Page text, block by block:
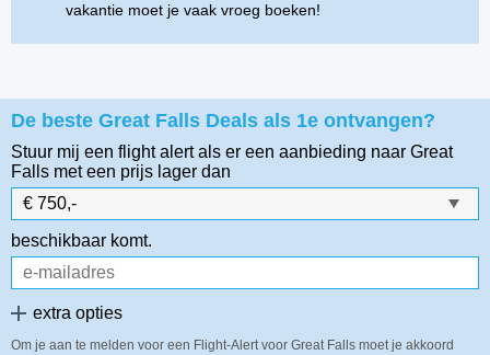
vakantie moet je vaak vroeg boeken!
De beste Great Falls Deals als 1e ontvangen?
Stuur mij een flight alert als er een aanbieding naar Great
Falls met een prijs lager dan
beschikbaar komt.
extra opties
Om je aan te melden voor een Flight-Alert voor Great Falls moet je akkoord